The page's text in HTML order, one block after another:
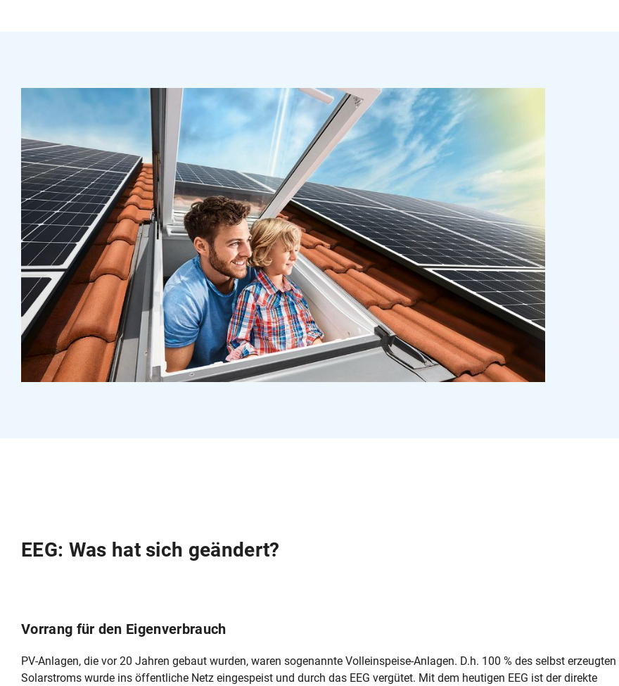
EEG: Was hat sich geändert?
Vorrang für den Eigenverbrauch
PV‑Anlagen, die vor 20 Jahren gebaut wurden, waren sogenannte Volleinspeise-Anlagen. D.h. 100 % des selbst erzeugten
Solarstroms wurde ins öffentliche Netz eingespeist und durch das EEG vergütet. Mit dem heutigen EEG ist der direkte